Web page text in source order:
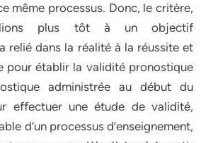
même processus. Donc, le critère,
plus tôt à un objectif
relié dans la réalité à la réussite et
pour établir la validité pronostique
administrée au début du
effectuer une étude de validité,
d’un processus d’enseignement,